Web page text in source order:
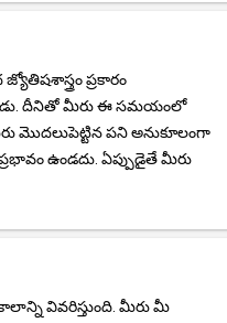
ప్రకారం
దీనితో మీరు ఈ సమయంలో
మొదలుపెట్టిన పని అనుకూలంగా
ఉండదు. ఏప్పుడైతే మీరు
వివరిస్తుంది. మీరు మీ